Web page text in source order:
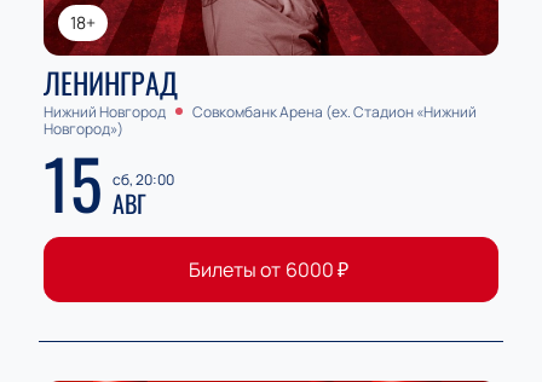
18+
ЛЕНИНГРАД
Нижний Новгород
Совкомбанк Арена (ex. Стадион «Нижний
Новгород»)
15 сб, 20:00
АВГ
Билеты от 6000₽